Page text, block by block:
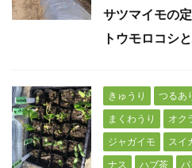
サツマイモの
トウモロコシ
きゅうり つるあ
まくわうり
オク
ジャガイモ
スイ
ナス
ハブ茶